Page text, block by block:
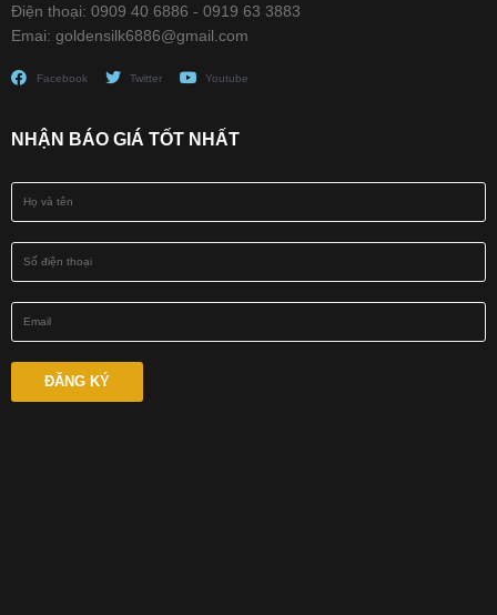
Điện thoại: 0909 40 6886 - 0919 63 3883
Emai: goldensilk6886@gmail.com
Facebook Twitter Youtube
NHẬN BÁO GIÁ TỐT NHẤT